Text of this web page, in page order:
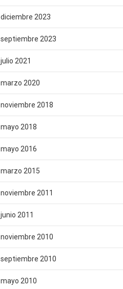
diciembre 2023
septiembre 2023
julio 2021
marzo 2020
noviembre 2018
mayo 2018
mayo 2016
marzo 2015
noviembre 2011
junio 2011
noviembre 2010
septiembre 2010
mayo 2010